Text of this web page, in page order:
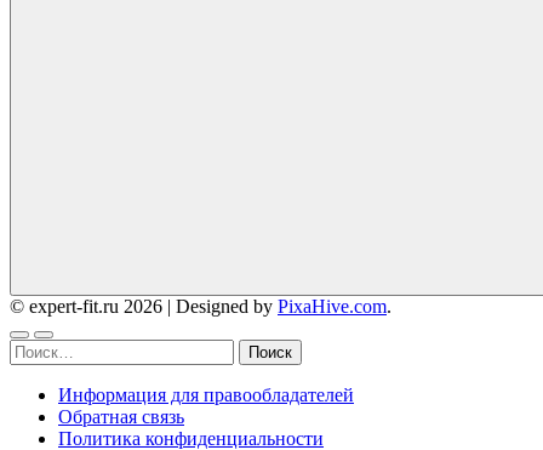
© expert-fit.ru 2026 | Designed by PixaHive.com.
Найти:
Информация для правообладателей
Обратная связь
Политика конфиденциальности